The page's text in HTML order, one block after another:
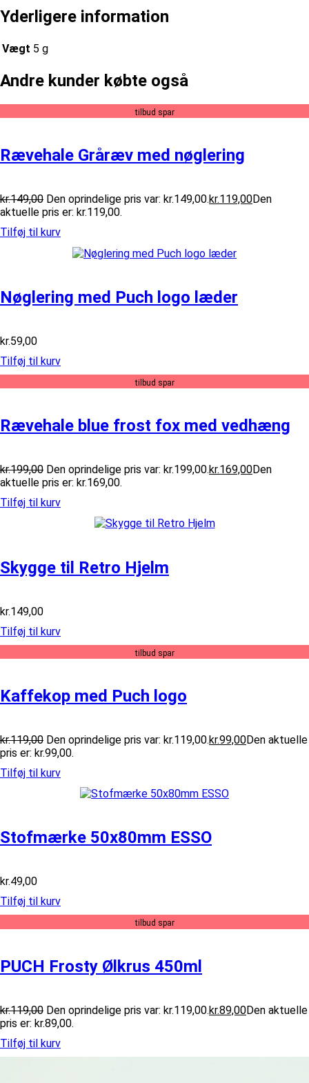
Yderligere information
Vægt 5 g
Andre kunder købte også
tilbud spar
Rævehale Gråræv med nøglering
kr.149,00 Den oprindelige pris var: kr.149,00.kr.119,00Den
aktuelle pris er: kr.119,00.
Tilføj til kurv
Nøglering med Puch logo læder
kr.59,00
Tilføj til kurv
tilbud spar
Rævehale blue frost fox med vedhæng
kr.199,00 Den oprindelige pris var: kr.199,00.kr.169,00Den
aktuelle pris er: kr.169,00.
Tilføj til kurv
Skygge til Retro Hjelm
kr.149,00
Tilføj til kurv
tilbud spar
Kaffekop med Puch logo
kr.119,00 Den oprindelige pris var: kr.119,00.kr.99,00Den aktuelle
pris er: kr.99,00.
Tilføj til kurv
Stofmærke 50x80mm ESSO
kr.49,00
Tilføj til kurv
tilbud spar
PUCH Frosty Ølkrus 450ml
kr.119,00 Den oprindelige pris var: kr.119,00.kr.89,00Den aktuelle
pris er: kr.89,00.
Tilføj til kurv